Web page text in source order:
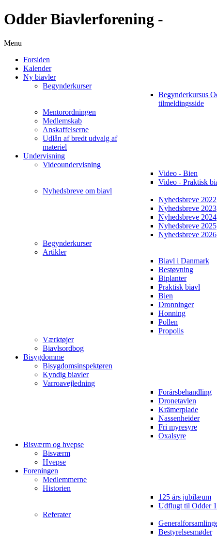
Odder Biavlerforening -
Menu
Forsiden
Kalender
Ny biavler
Begynderkurser
Begynderkursus
tilmeldingsside
Mentorordningen
Medlemskab
Anskaffelserne
Udlån af bredt udvalg af
materiel
Undervisning
Videoundervisning
Video - Bien
Video - Praktisk
Nyhedsbreve om biavl
Nyhedsbreve 2022
Nyhedsbreve 2023
Nyhedsbreve 2024
Nyhedsbreve 2025
Nyhedsbreve 2026
Begynderkurser
Artikler
Biavl i Danmark
Bestøvning
Biplanter
Praktisk biavl
Bien
Dronninger
Honning
Pollen
Propolis
Værktøjer
Biavlsordbog
Bisygdomme
Bisygdomsinspektøren
Kyndig biavler
Varroavejledning
Forårsbehandling
Dronetavlen
Krämerplade
Nassenheider
Fri myresyre
Oxalsyre
Bisværm og hvepse
Bisværm
Hvepse
Foreningen
Medlemmerne
Historien
125 års jubilæum
Udflugt til Odder
Referater
Bestyrelsesmøder